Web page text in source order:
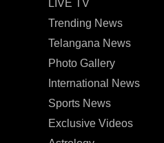
LIVE TV
Trending News
Telangana News
Photo Gallery
International News
Sports News
Exclusive Videos